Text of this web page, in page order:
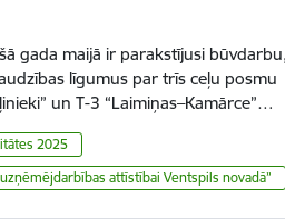
gada maijā ir parakstījusi būvdarbu,
līgumus par trīs ceļu posmu
un T-3 “Laimiņas–Kamārce”…
2025
attīstībai Ventspils novadā”